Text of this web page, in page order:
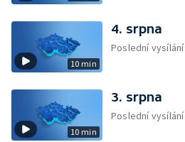
10 min
4. srpna
Poslední vysílání
10 min
3. srpna
Poslední vysílání